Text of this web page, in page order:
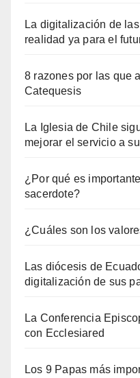
La digitalización de
realidad ya para el
8 razones por las que
Catequesis
La Iglesia de Chile
mejorar el servicio a
¿Por qué es
sacerdote?
¿Cuáles son los
Las diócesis de
digitalización de sus
La Conferencia
con Ecclesiared
Los 9 Papas más